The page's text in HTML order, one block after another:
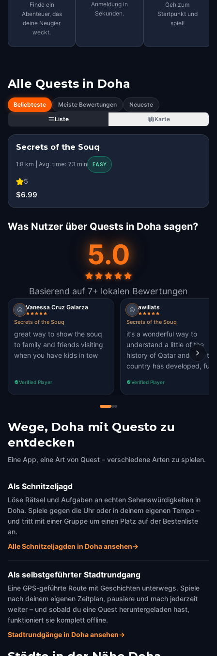
Finde ein
Abenteuer, das
deine Neugier
weckt.
Anmeldung in
Sekunden.
Geh zum
Startpunkt und
spiel!
Alle Quests in Doha
Beliebteste Meiste Bewertungen
Neueste
Liste
Karte
Secrets of the Souq
1.8 km | Avg. time: 73 min EASY
5
$6.99
Was Nutzer über Quests in Doha sagen?
5.0
Basierend auf 7+ lokalen Bewertungen
Vanessa Cruz Galarza
Secrets of the Souq
great way to show the souq
to family and friends visiting
when you have kids in tow
Verified Player
awillats
Secrets of the Souq
it’s a wonderful way to
understand a little of the
history of Qatar and how the
country has developed, fun
game for all the family! five
stars 👍🏻
Verified Player
Wege, Doha mit Questo zu
entdecken
Eine App, eine Art von Quest – verschiedene Arten zu spielen.
Als Schnitzeljagd
Löse Rätsel und Aufgaben an echten Sehenswürdigkeiten in
Doha. Spiele gegen die Uhr oder in deinem eigenen Tempo –
und tritt mit einer Gruppe um einen Platz auf der Bestenliste
an.
Alle Schnitzeljagden in Doha ansehen→
Als selbstgeführter Stadtrundgang
Eine GPS-geführte Route mit Geschichten unterwegs. Spiele
nach deinem eigenen Zeitplan, pausiere und mach jederzeit
weiter – und sobald du eine Quest heruntergeladen hast,
funktioniert sie komplett offline.
Stadtrundgänge in Doha ansehen→